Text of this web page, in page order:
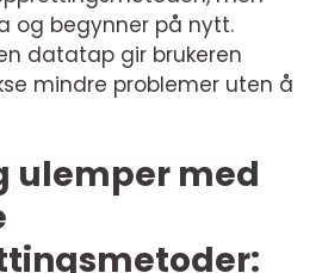
og begynner på nytt.
datatap gir brukeren
mindre problemer uten å
ulemper med